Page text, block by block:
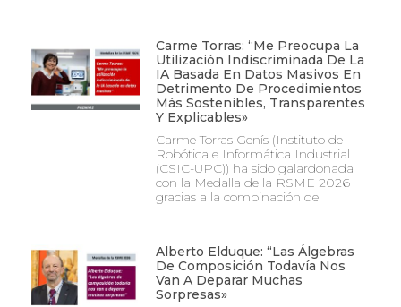
Carme Torras: “Me Preocupa La
Utilización Indiscriminada De La
IA Basada En Datos Masivos En
Detrimento De Procedimientos
Más Sostenibles, Transparentes
Y Explicables»
Carme Torras Genís (Instituto de
Robótica e Informática Industrial
(CSIC-UPC)) ha sido galardonada
con la Medalla de la RSME 2026
gracias a la combinación de
Alberto Elduque: “Las Álgebras
De Composición Todavía Nos
Van A Deparar Muchas
Sorpresas»